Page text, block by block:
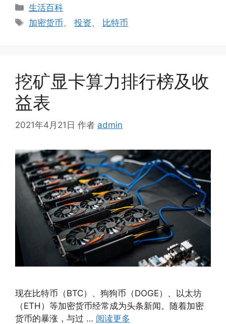
分
类
生活百科
标
加密货币、投资、 比特币
挖矿显卡算力排行榜及收
益表
2021年4月21日 作者 admin
现在比特币（BTC）、狗狗币（DOGE）、以太坊
（ETH）等加密货币经常成为头条新闻。随着加密
货币的暴涨，与过 … 阅读更多